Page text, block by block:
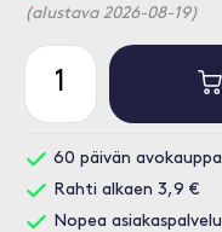
(alustava 2026-08-19)
60 päivän avokauppa
Rahti alkaen 3,9 €
Nopea asiakaspalvelu